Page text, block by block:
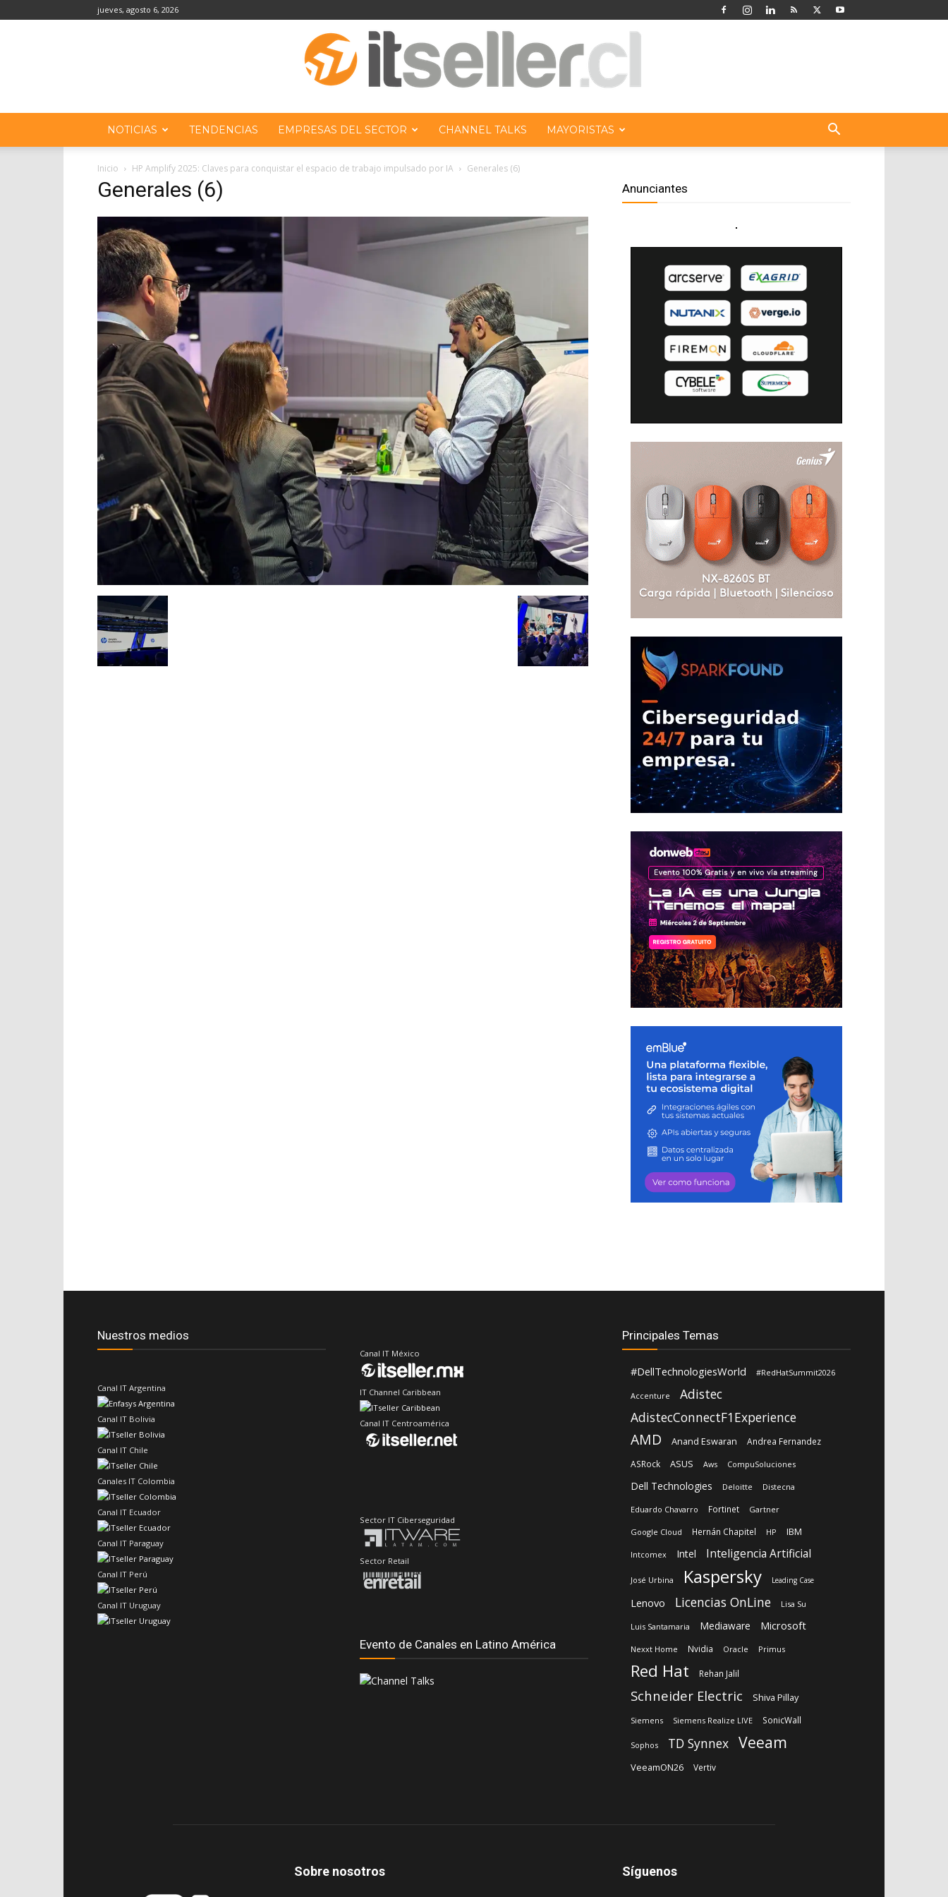
jueves, agosto 6, 2026
NOTICIAS TENDENCIAS EMPRESAS DEL SECTOR CHANNEL TALKS MAYORISTAS
Inicio HP Amplify 2025: Claves para conquistar el espacio de trabajo impulsado por IA Generales (6)
Generales (6) Anunciantes
Nuestros medios
Canal IT Argentina
Canal IT Bolivia
Canal IT Chile
Canales IT Colombia
Canal IT Ecuador
Canal IT Paraguay
Canal IT Perú
Canal IT Uruguay
Canal IT México
IT Channel Caribbean
Canal IT Centroamérica
Sector IT Ciberseguridad
Sector Retail
Evento de Canales en Latino América
Principales Temas
#DellTechnologiesWorld #RedHatSummit2026
Accenture
Adistec
AdistecConnectF1Experience
AMD Anand Eswaran
Andrea Fernandez
ASRock
ASUS Aws CompuSoluciones
Dell Technologies Deloitte Distecna
Eduardo Chavarro Fortinet Gartner
Google Cloud Hernán Chapitel HP IBM
Intcomex Intel Inteligencia Artificial
José Urbina Kaspersky Leading Case
Lenovo Licencias OnLine Lisa Su
Luis Santamaria Mediaware Microsoft
Nexxt Home Nvidia Oracle Primus
Red Hat Rehan Jalil
Schneider Electric Shiva Pillay
Siemens Siemens Realize LIVE SonicWall
Sophos TD Synnex Veeam
VeeamON26 Vertiv
Sobre nosotros Síguenos